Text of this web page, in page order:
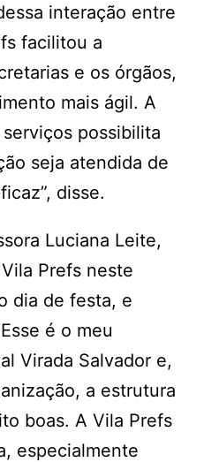
interação entre
facilitou a
e os órgãos,
mais ágil. A
possibilita
seja atendida de
disse.
Luciana Leite,
Prefs neste
dia de festa, e
é o meu
Virada Salvador e,
a estrutura
boas. A Vila Prefs
especialmente